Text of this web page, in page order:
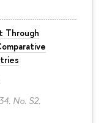
Through
No. S2.